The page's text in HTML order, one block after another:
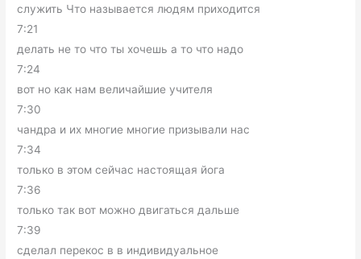
служить Что называется людям приходится
7:21
делать не то что ты хочешь а то что надо
7:24
вот но как нам величайшие учителя
7:30
чандра и их многие многие призывали нас
7:34
только в этом сейчас настоящая йога
7:36
только так вот можно двигаться дальше
7:39
сделал перекос в в индивидуальное